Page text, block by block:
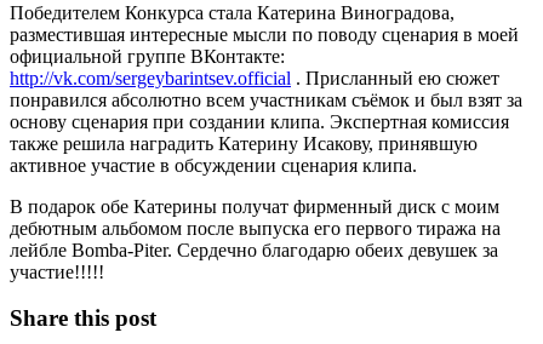
Победителем Конкурса стала Катерина Виноградова,
разместившая интересные мысли по поводу сценария в моей
официальной группе ВКонтакте:
http://vk.com/sergeybarintsev.official . Присланный ею сюжет
понравился абсолютно всем участникам съёмок и был взят за
основу сценария при создании клипа. Экспертная комиссия
также решила наградить Катерину Исакову, принявшую
активное участие в обсуждении сценария клипа.
В подарок обе Катерины получат фирменный диск с моим
дебютным альбомом после выпуска его первого тиража на
лейбле Bomba-Piter. Сердечно благодарю обеих девушек за
участие!!!!!
Share this post